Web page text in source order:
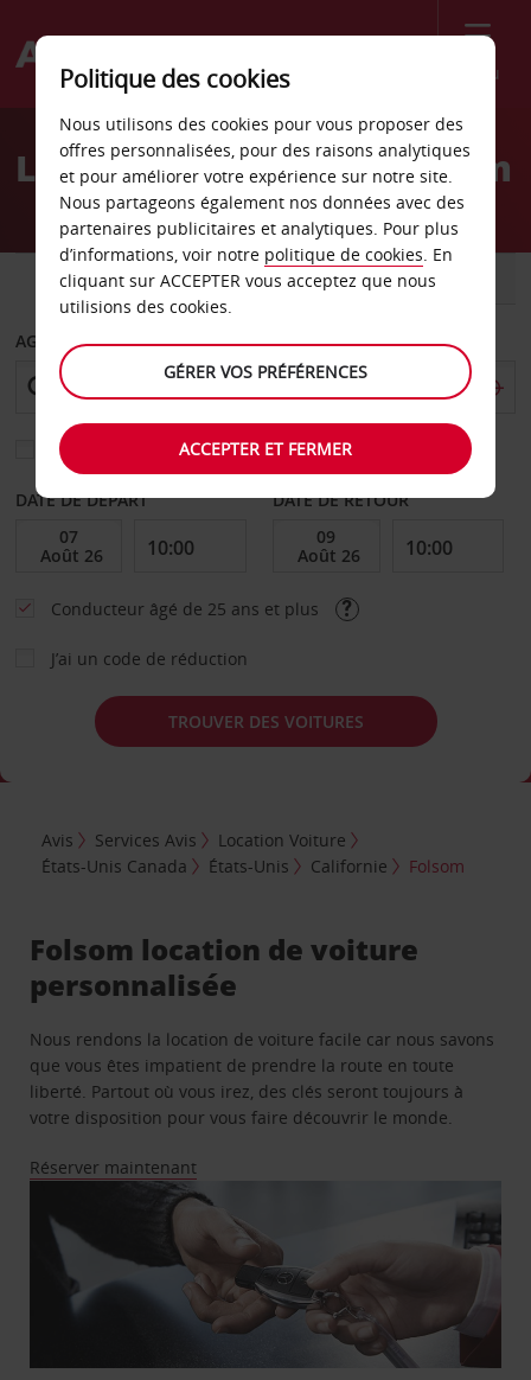
Menu
Welcome
AvisLocation de voiture Folsom
VOITURE UTILITAIRE
AGENCE DE DÉPART
Sélectionnez une autre agence de retour
DATE DE DÉPART DATE DE RETOUR
Conducteur âgé de 25 ans et plus
J’ai un code de réduction
TROUVER DES VOITURES
Avis Services Avis
Location Voiture
États-Unis Canada
États-Unis Californie Folsom
Folsom location de voiture
personnalisée
Nous rendons la location de voiture facile car nous savons
que vous êtes impatient de prendre la route en toute
liberté. Partout où vous irez, des clés seront toujours à
votre disposition pour vous faire découvrir le monde.
Réserver maintenant
Politique des cookies
Nous utilisons des cookies pour vous proposer des
offres personnalisées, pour des raisons analytiques
et pour améliorer votre expérience sur notre site.
Nous partageons également nos données avec des
partenaires publicitaires et analytiques. Pour plus
d’informations, voir notre politique de cookies. En
cliquant sur ACCEPTER vous acceptez que nous
utilisions des cookies.
GÉRER VOS PRÉFÉRENCES
ACCEPTER ET FERMER